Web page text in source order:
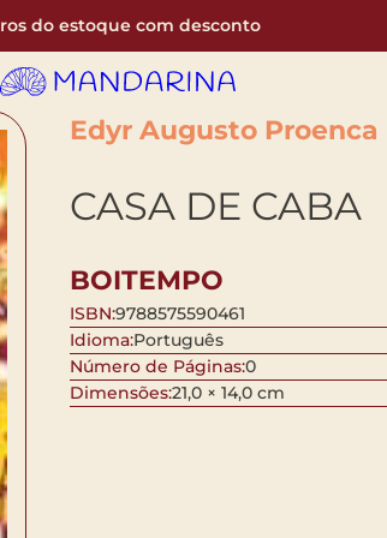
do estoque com desconto
Edyr Augusto Proenca
CASA DE CABA
BOITEMPO
ISBN:9788575590461
Idioma:Português
Número de Páginas:0
Dimensões:21,0 × 14,0 cm